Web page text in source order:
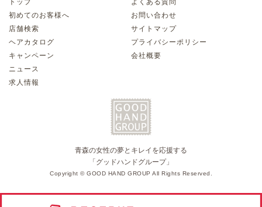
トップ
初めてのお客様へ
店舗検索
ヘアカタログ
キャンペーン
ニュース
求人情報
よくある質問
お問い合わせ
サイトマップ
プライバシーポリシー
会社概要
青森の女性の夢とキレイを応援する
「グッドハンドグループ」
Copyright © GOOD HAND GROUP All Rights Reserved.